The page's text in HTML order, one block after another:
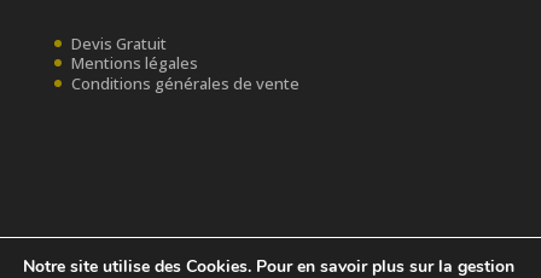
Devis Gratuit
Mentions légales
Conditions générales de vente
Notre site utilise des Cookies. Pour en savoir plus sur la gestion